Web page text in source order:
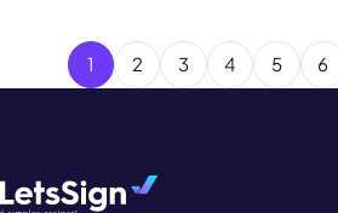
1 2 3 4 5 6